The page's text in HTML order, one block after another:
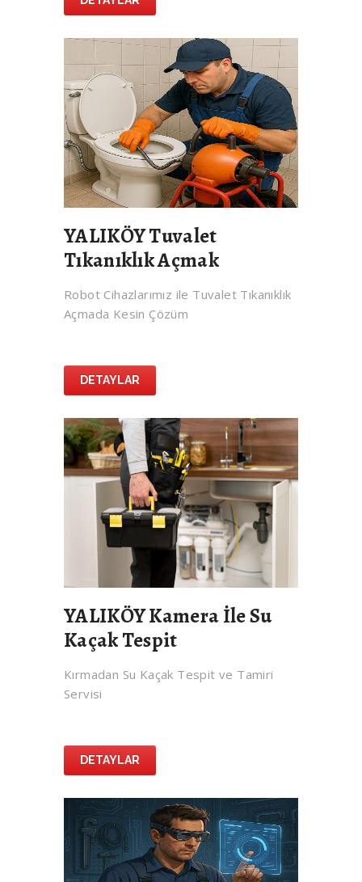
YALIKÖY Tuvalet
Tıkanıklık Açmak
Robot Cihazlarımız ile Tuvalet Tıkanıklık
Açmada Kesin Çözüm
DETAYLAR
YALIKÖY Kamera İle Su
Kaçak Tespit
Kırmadan Su Kaçak Tespit ve Tamiri
Servisi
DETAYLAR